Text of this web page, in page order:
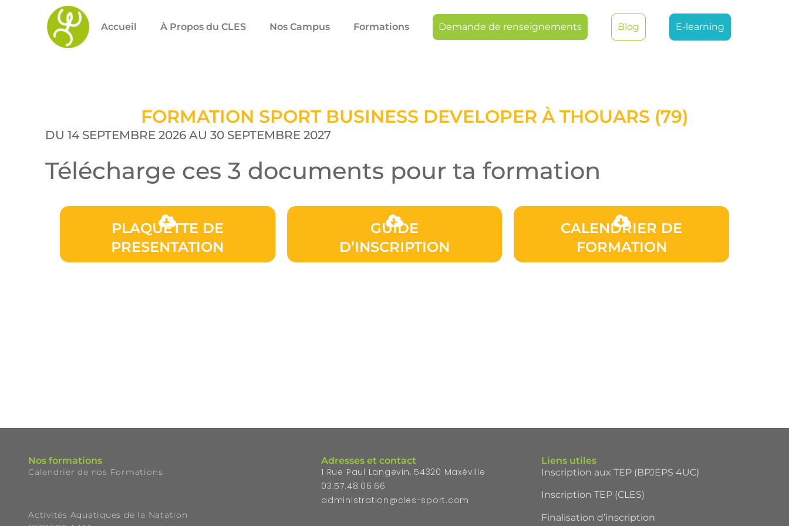
Accueil À Propos du CLES Nos Campus Formations Demande de renseignements Blog E-learning
FORMATION SPORT BUSINESS DEVELOPER À THOUARS (79)
DU 14 SEPTEMBRE 2026 AU 30 SEPTEMBRE 2027
Télécharge ces 3 documents pour ta formation
PLAQUETTE DE
PRESENTATION
GUIDE
D’INSCRIPTION
CALENDRIER DE
FORMATION
Nos formations
Calendrier de nos Formations
Activités Aquatiques de la Natation
Adresses et contact
1 Rue Paul Langevin, 54320 Maxéville
03.57.48.06.66
administration@cles-sport.com
Liens utiles
Inscription aux TEP (BPJEPS 4UC)
Inscription TEP (CLES)
Finalisation d’inscription